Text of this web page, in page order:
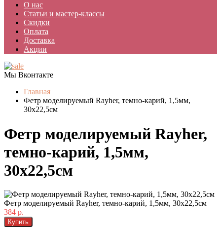
О нас
Статьи и мастер-классы
Скидки
Оплата
Доставка
Акции
Мы Вконтакте
Главная
Фетр моделируемый Rayher, темно-карий, 1,5мм,
30х22,5см
Фетр моделируемый Rayher,
темно-карий, 1,5мм,
30х22,5см
Фетр моделируемый Rayher, темно-карий, 1,5мм, 30х22,5см
384 р.
Купить